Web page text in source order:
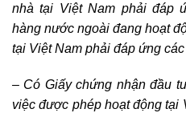
nhà tại Việt Nam phải đáp
hàng nước ngoài đang hoạt
tại Việt Nam phải đáp ứng
– Có Giấy chứng nhận đầu
việc được phép hoạt động tại